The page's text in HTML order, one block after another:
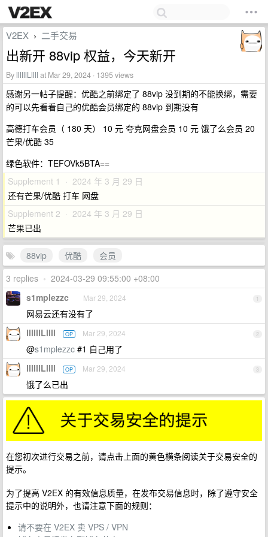
V2EX › 二手交易
出新开 88vip 权益，今天新开
By llllllLllll at Mar 29, 2024 · 1395 views
感谢另一帖子提醒：优酷之前绑定了 88vip 没到期的不能换绑，需要
的可以先看看自己的优酷会员绑定的 88vip 到期没有
高德打车会员（ 180 天） 10 元 夸克网盘会员 10 元 饿了么会员 20
芒果/优酷 35
绿色软件：TEFOVk5BTA==
Supplement 1 · 2024 年 3 月 29 日
还有芒果/优酷 打车 网盘
Supplement 2 · 2024 年 3 月 29 日
芒果已出
88vip 优酷
会员
3 replies • 2024-03-29 09:55:00 +08:00
1
s1mplezzc Mar 29, 2024
网易云还有没有了
2
llllllLllll OP Mar 29, 2024
@s1mplezzc #1 自己用了
3
llllllLllll OP Mar 29, 2024
饿了么已出
在您初次进行交易之前，请点击上面的黄色横条阅读关于交易安全的
提示。
为了提高 V2EX 的有效信息质量，在发布交易信息时，除了遵守安全
提示中的说明外，也请注意下面的规则：
请不要在 V2EX 卖 VPS / VPN